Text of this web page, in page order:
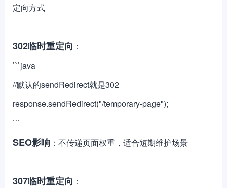
定向方式
302临时重定向 ：
```java
//默认的sendRedirect就是302
response.sendRedirect("/temporary-page");
```
SEO影响 ：不传递页面权重，适合短期维护场景
307临时重定向 ：